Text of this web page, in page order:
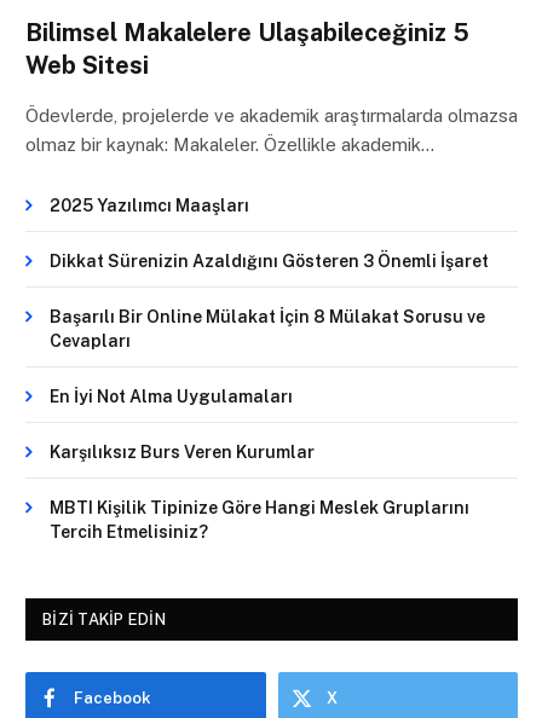
Bilimsel Makalelere Ulaşabileceğiniz 5
Web Sitesi
Ödevlerde, projelerde ve akademik araştırmalarda olmazsa
olmaz bir kaynak: Makaleler. Özellikle akademik…
2025 Yazılımcı Maaşları
Dikkat Sürenizin Azaldığını Gösteren 3 Önemli İşaret
Başarılı Bir Online Mülakat İçin 8 Mülakat Sorusu ve
Cevapları
En İyi Not Alma Uygulamaları
Karşılıksız Burs Veren Kurumlar
MBTI Kişilik Tipinize Göre Hangi Meslek Gruplarını
Tercih Etmelisiniz?
BIZI TAKIP EDIN
Facebook X